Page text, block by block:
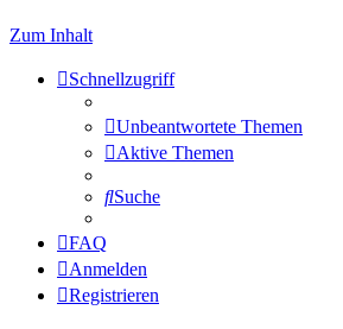
Zum Inhalt
Schnellzugriff
Unbeantwortete Themen
Aktive Themen
Suche
FAQ
Anmelden
Registrieren